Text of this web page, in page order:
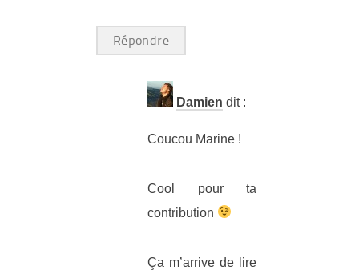
Répondre
Damien dit :
Coucou Marine !
Cool pour ta
contribution
Ça m’arrive de lire